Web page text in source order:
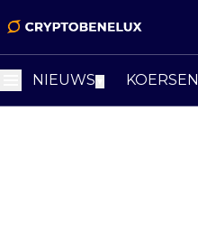
NIEUWS KOERSEN